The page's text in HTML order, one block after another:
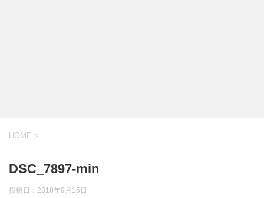
HOME >
DSC_7897-min
投稿日： 2018年9月15日